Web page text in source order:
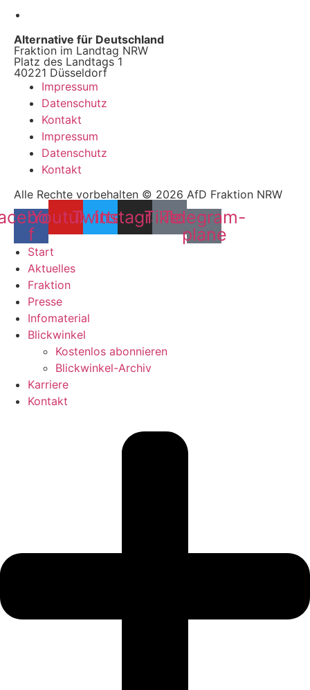
Alternative für Deutschland
Fraktion im Landtag NRW
Platz des Landtags 1
40221 Düsseldorf
Impressum
Datenschutz
Kontakt
Impressum
Datenschutz
Kontakt
Alle Rechte vorbehalten © 2026 AfD Fraktion NRW
f
YoutubeTwitter
Instagram
Tiktok
Telegram-
plane
Start
Aktuelles
Fraktion
Presse
Infomaterial
Blickwinkel
Kostenlos abonnieren
Blickwinkel-Archiv
Karriere
Kontakt